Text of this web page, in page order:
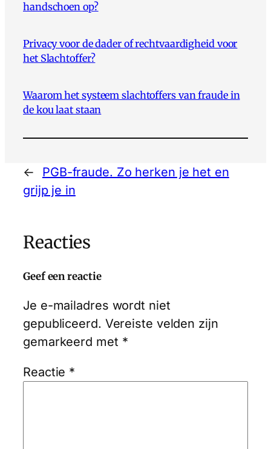
handschoen op?
Privacy voor de dader of rechtvaardigheid voor
het Slachtoffer?
Waarom het systeem slachtoffers van fraude in
de kou laat staan
←
PGB-fraude. Zo herken je het en
grijp je in
Reacties
Geef een reactie
Je e-mailadres wordt niet
gepubliceerd. Vereiste velden zijn
gemarkeerd met *
Reactie *